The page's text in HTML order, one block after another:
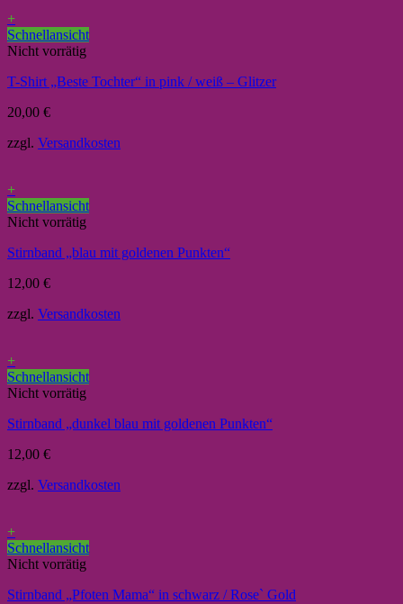
+
Schnellansicht
Nicht vorrätig
T-Shirt „Beste Tochter“ in pink / weiß – Glitzer
20,00 €
zzgl. Versandkosten
+
Schnellansicht
Nicht vorrätig
Stirnband „blau mit goldenen Punkten“
12,00 €
zzgl. Versandkosten
+
Schnellansicht
Nicht vorrätig
Stirnband „dunkel blau mit goldenen Punkten“
12,00 €
zzgl. Versandkosten
+
Schnellansicht
Nicht vorrätig
Stirnband „Pfoten Mama“ in schwarz / Rose` Gold